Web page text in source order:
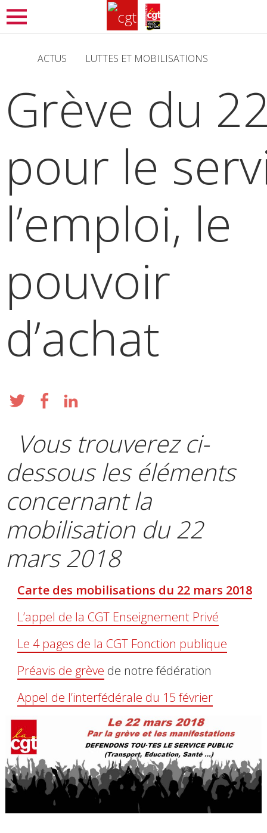
Aller
au
principalACTUS LUTTES ET MOBILISATIONS
Grève du
pour le
l’emploi, le
pouvoir
d’achat
Vous trouverez ci-
dessous les éléments
concernant la
mobilisation du 22
mars 2018
Carte des mobilisations du 22 mars 2018
L’appel de la CGT Enseignement Privé
Le 4 pages de la CGT Fonction publique
Préavis de grève de notre fédération
Appel de l’interfédérale du 15 février